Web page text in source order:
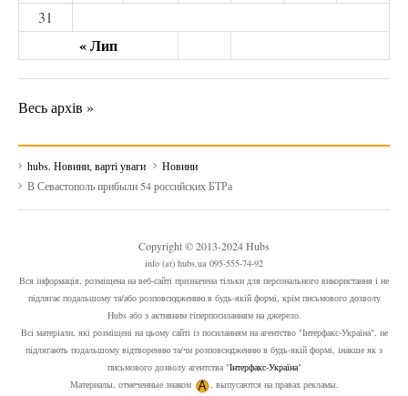
« Лип
31
Весь архів »
hubs. Новини, варті уваги
Новини
В Севастополь прибыли 54 российских БТРа
Copyright © 2013-2024 Hubs
info (at) hubs.ua 095-555-74-92
Вся інформація, розміщена на веб-сайті призначена тільки для персонального використання і не
підлягає подальшому та/або розповсюдженню в будь-якій формі, крім письмового дозволу
Hubs або з активним гіперпосиланням на джерело.
Всі матеріали, які розміщені на цьому сайті із посиланням на агентство "Інтерфакс-Україна", не
підлягають подальшому відтворенню та/чи розповсюдженню в будь-якій формі, інакше як з
письмового дозволу агентства "Інтерфакс-Україна"
Материалы, отмеченные знаком
, выпусаются на правах рекламы.